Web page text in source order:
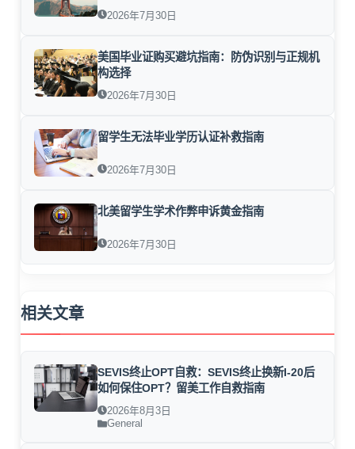
2026年7月30日
美国毕业证购买避坑指南：防伪识别与正规机
构选择
2026年7月30日
留学生无法毕业学历认证补救指南
2026年7月30日
北美留学生学术作弊申诉黄金指南
2026年7月30日
相关文章
SEVIS终止OPT自救：SEVIS终止换新I-20后
如何保住OPT？留美工作自救指南
2026年8月3日
General